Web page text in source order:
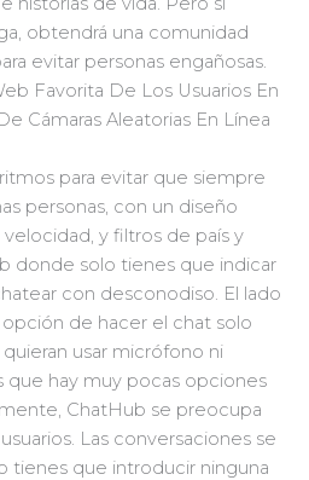
obtendrá una comunidad
evitar personas engañosas.
Favorita De Los Usuarios En
Cámaras Aleatorias En Línea
para evitar que siempre
personas, con un diseño
y filtros de país y
donde solo tienes que indicar
con desconodiso. El lado
de hacer el chat solo
usar micrófono ni
que hay muy pocas opciones
ChatHub se preocupa
Las conversaciones se
tienes que introducir ninguna